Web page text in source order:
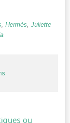
, Hermès, Juliette
ou